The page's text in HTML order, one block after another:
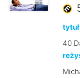
40